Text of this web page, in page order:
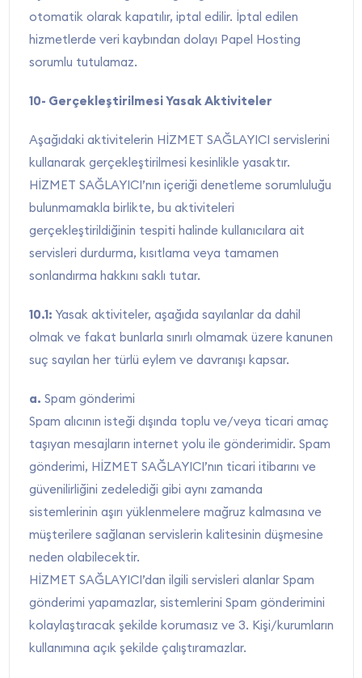
otomatik olarak kapatılır, iptal edilir. İptal edilen
hizmetlerde veri kaybından dolayı Papel Hosting
sorumlu tutulamaz.
10- Gerçekleştirilmesi Yasak Aktiviteler
Aşağıdaki aktivitelerin HİZMET SAĞLAYICI servislerini
kullanarak gerçekleştirilmesi kesinlikle yasaktır.
HİZMET SAĞLAYICI’nın içeriği denetleme sorumluluğu
bulunmamakla birlikte, bu aktiviteleri
gerçekleştirildiğinin tespiti halinde kullanıcılara ait
servisleri durdurma, kısıtlama veya tamamen
sonlandırma hakkını saklı tutar.
10.1: Yasak aktiviteler, aşağıda sayılanlar da dahil
olmak ve fakat bunlarla sınırlı olmamak üzere kanunen
suç sayılan her türlü eylem ve davranışı kapsar.
a. Spam gönderimi
Spam alıcının isteği dışında toplu ve/veya ticari amaç
taşıyan mesajların internet yolu ile gönderimidir. Spam
gönderimi, HİZMET SAĞLAYICI’nın ticari itibarını ve
güvenilirliğini zedelediği gibi aynı zamanda
sistemlerinin aşırı yüklenmelere mağruz kalmasına ve
müşterilere sağlanan servislerin kalitesinin düşmesine
neden olabilecektir.
HİZMET SAĞLAYICI’dan ilgili servisleri alanlar Spam
gönderimi yapamazlar, sistemlerini Spam gönderimini
kolaylaştıracak şekilde korumasız ve 3. Kişi/kurumların
kullanımına açık şekilde çalıştıramazlar.